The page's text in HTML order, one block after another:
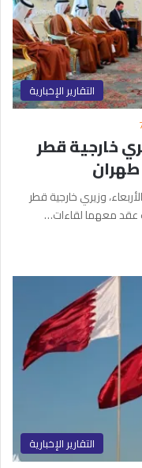
التقارير الإخبارية
خارجية قطر
وزيري خارجية قطر
عقد معهما لقاءات…
التقارير الإخبارية